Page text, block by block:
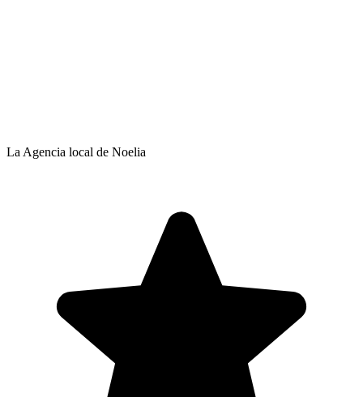
La Agencia local de Noelia